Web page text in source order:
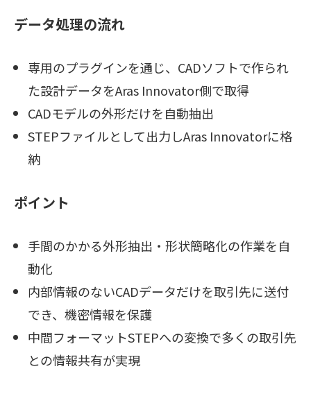
データ処理の流れ
専用のプラグインを通じ、CADソフトで作られ
た設計データをAras Innovator側で取得
CADモデルの外形だけを自動抽出
STEPファイルとして出力しAras Innovatorに格
納
ポイント
手間のかかる外形抽出・形状簡略化の作業を自
動化
内部情報のないCADデータだけを取引先に送付
でき、機密情報を保護
中間フォーマットSTEPへの変換で多くの取引先
との情報共有が実現